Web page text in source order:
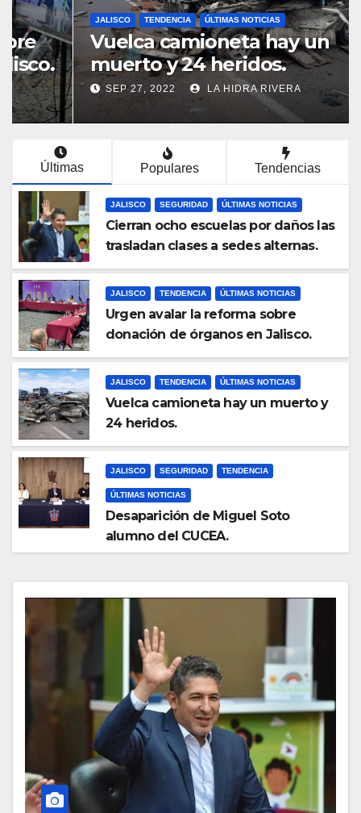
JALISCO SEGURIDAD ÚLTIMAS NOTICIAS
Cierran ocho escuelas por
daños las trasladan clases a
sedes alternas.
SEP 28, 2022 LA HIDRA RIVERA
Últimas Populares Tendencias
JALISCO SEGURIDAD ÚLTIMAS NOTICIAS
Cierran ocho escuelas por daños las
trasladan clases a sedes alternas.
JALISCO TENDENCIA ÚLTIMAS NOTICIAS
Urgen avalar la reforma sobre
donación de órganos en Jalisco.
JALISCO TENDENCIA ÚLTIMAS NOTICIAS
Vuelca camioneta hay un muerto y
24 heridos.
JALISCO SEGURIDAD TENDENCIA
ÚLTIMAS NOTICIAS
Desaparición de Miguel Soto
alumno del CUCEA.